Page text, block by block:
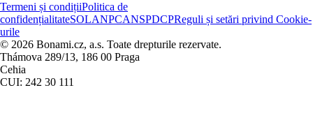
Termeni și condițiiPolitica de
confidențialitateSOLANPCANSPDCPReguli și setări privind Cookie-
urile
© 2026 Bonami.cz, a.s. Toate drepturile rezervate.
Thámova 289/13, 186 00 Praga
Cehia
CUI: 242 30 111